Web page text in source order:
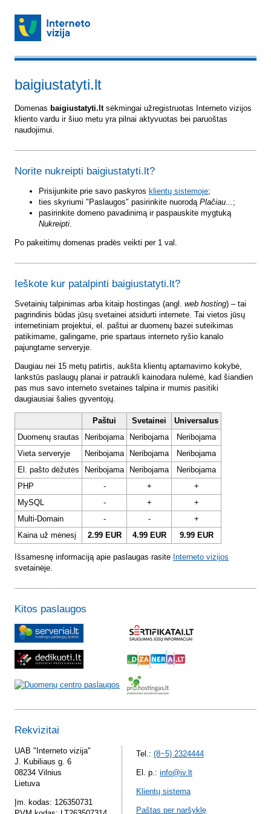
baigiustatyti.lt
Domenas baigiustatyti.ltsėkmingai užregistruotas Interneto vizijos
kliento vardu ir šiuo metu yra pilnai aktyvuotas bei paruoštas
naudojimui.
Norite nukreipti baigiustatyti.lt?
Prisijunkite prie savo paskyros klientų sistemoje;
ties skyriumi "Paslaugos" pasirinkite nuorodą Plačiau... ;
pasirinkite domeno pavadinimą ir paspauskite mygtuką
Nukreipti.
Po pakeitimų domenas pradės veikti per 1 val.
Ieškote kur patalpinti baigiustatyti.lt?
Svetainių talpinimas arba kitaip hostingas (angl. web hosting) – tai
pagrindinis būdas jūsų svetainei atsidurti internete. Tai vietos jūsų
internetiniam projektui, el. paštui ar duomenų bazei suteikimas
patikimame, galingame, prie spartaus interneto ryšio kanalo
pajungtame serveryje.
Daugiau nei 15 metų patirtis, aukšta klientų aptarnavimo kokybė,
lankstūs paslaugų planai ir patraukli kainodara nulėmė, kad šiandien
pas mus savo interneto svetaines talpina ir mumis pasitiki
daugiausiai šalies gyventojų.
Paštui Svetainei
Universalus
Duomenų srautas
Neribojama Neribojama
Neribojama
Vieta serveryje
Neribojama Neribojama
Neribojama
El. pašto dėžutės
Neribojama Neribojama
Neribojama
PHP
- +
+
MySQL
- +
+
Multi-Domain
- -
+
Kaina už mėnesį
2.99 EUR 4.99 EUR 9.99 EUR
Išsamesnę informaciją apie paslaugas rasite Interneto vizijos
svetainėje.
Kitos paslaugos
Rekvizitai
UAB "Interneto vizija"
J. Kubiliaus g. 6
08234 Vilnius
Lietuva
Įm. kodas: 126350731
Tel.: (8~5) 2324444
El. p.: info@iv.lt
Klientų sistema
Paštas per naršyklę